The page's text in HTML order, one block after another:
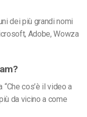
dei più grandi nomi
Adobe, Wowza
“Che cos’è il video a
da vicino a come